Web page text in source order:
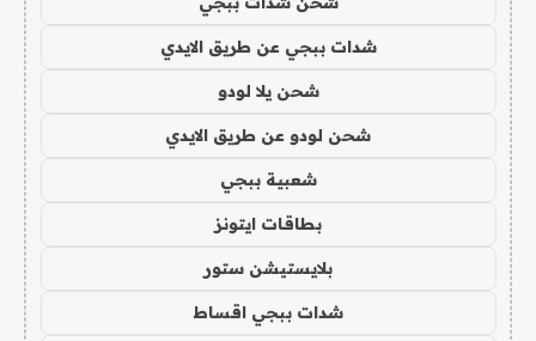
شدات ببجي عن طريق الايدي
شحن يلا لودو
شحن لودو عن طريق الايدي
شعبية ببجي
بطاقات ايتونز
بلايستيشن ستور
شدات ببجي اقساط